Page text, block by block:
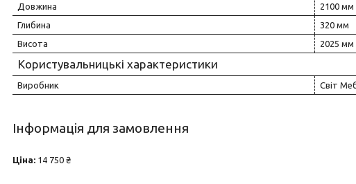
Довжина
2100 мм
Глибина
320 мм
Висота
2025 мм
Користувальницькі характеристики
Виробник Світ
Інформація для замовлення
Ціна: 14 750 ₴